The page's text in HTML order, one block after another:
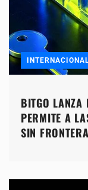
BITGO LANZA
PERMITE A
SIN